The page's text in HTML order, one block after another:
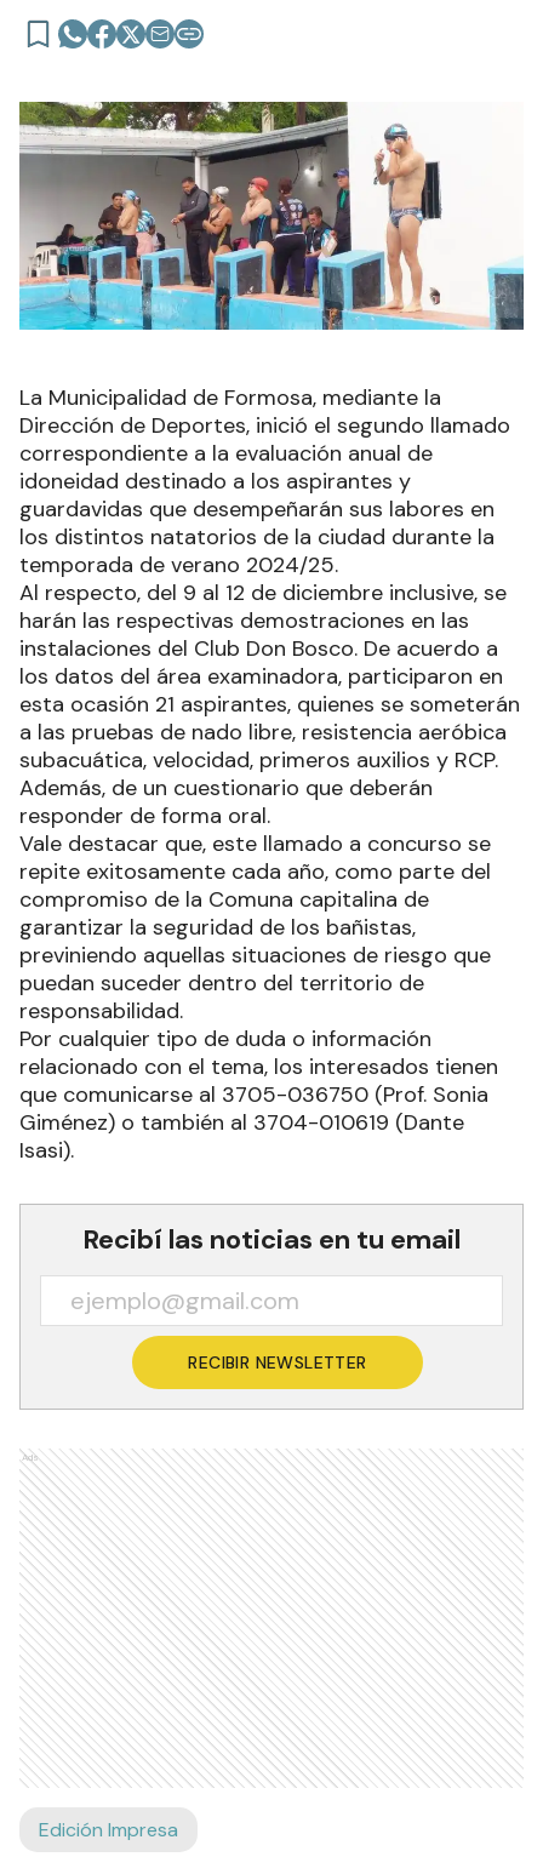
La Municipalidad de Formosa, mediante la
Dirección de Deportes, inició el segundo llamado
correspondiente a la evaluación anual de
idoneidad destinado a los aspirantes y
guardavidas que desempeñarán sus labores en
los distintos natatorios de la ciudad durante la
temporada de verano 2024/25.
Al respecto, del 9 al 12 de diciembre inclusive, se
harán las respectivas demostraciones en las
instalaciones del Club Don Bosco. De acuerdo a
los datos del área examinadora, participaron en
esta ocasión 21 aspirantes, quienes se someterán
a las pruebas de nado libre, resistencia aeróbica
subacuática, velocidad, primeros auxilios y RCP.
Además, de un cuestionario que deberán
responder de forma oral.
Vale destacar que, este llamado a concurso se
repite exitosamente cada año, como parte del
compromiso de la Comuna capitalina de
garantizar la seguridad de los bañistas,
previniendo aquellas situaciones de riesgo que
puedan suceder dentro del territorio de
responsabilidad.
Por cualquier tipo de duda o información
relacionado con el tema, los interesados tienen
que comunicarse al 3705-036750 (Prof. Sonia
Giménez) o también al 3704-010619 (Dante
Isasi).
Recibí las noticias en tu email
RECIBIR NEWSLETTER
Ads
Edición Impresa